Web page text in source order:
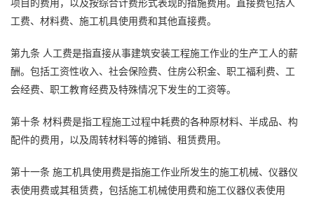
项目的费用，以及按综合计费形式表现的措施费用。直接费包括人
工费、材料费、施工机具使用费和其他直接费。
第九条 人工费是指直接从事建筑安装工程施工作业的生产工人的薪
酬。包括工资性收入、社会保险费、住房公积金、职工福利费、工
会经费、职工教育经费及特殊情况下发生的工资等。
第十条 材料费是指工程施工过程中耗费的各种原材料、半成品、构
配件的费用，以及周转材料等的摊销、租赁费用。
第十一条 施工机具使用费是指施工作业所发生的施工机械、仪器仪
表使用费或其租赁费，包括施工机械使用费和施工仪器仪表使用